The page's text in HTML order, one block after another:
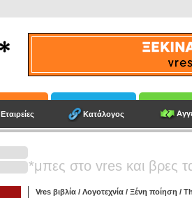
Εταιρείες Κατάλογος
*μπες στο vres και βρες
Vres βιβλία / Λογοτεχνία / Ξένη ποίηση /